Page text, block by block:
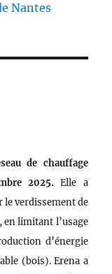
Nantes
de chauffage
2025. Elle a
le verdissement de
limitant l’usage
d’énergie
(bois). Erena a